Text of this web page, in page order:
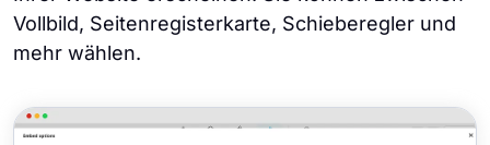
Vollbild, Seitenregisterkarte, Schieberegler und
mehr wählen.